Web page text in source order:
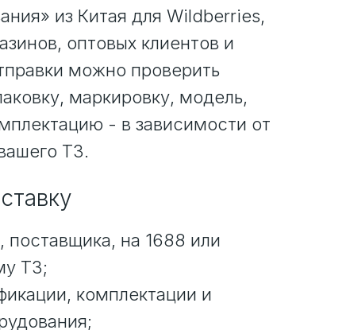
из Китая для Wildberries,
оптовых клиентов и
можно проверить
маркировку, модель,
- в зависимости от
ТЗ.
поставщика, на 1688 или
ТЗ;
комплектации и